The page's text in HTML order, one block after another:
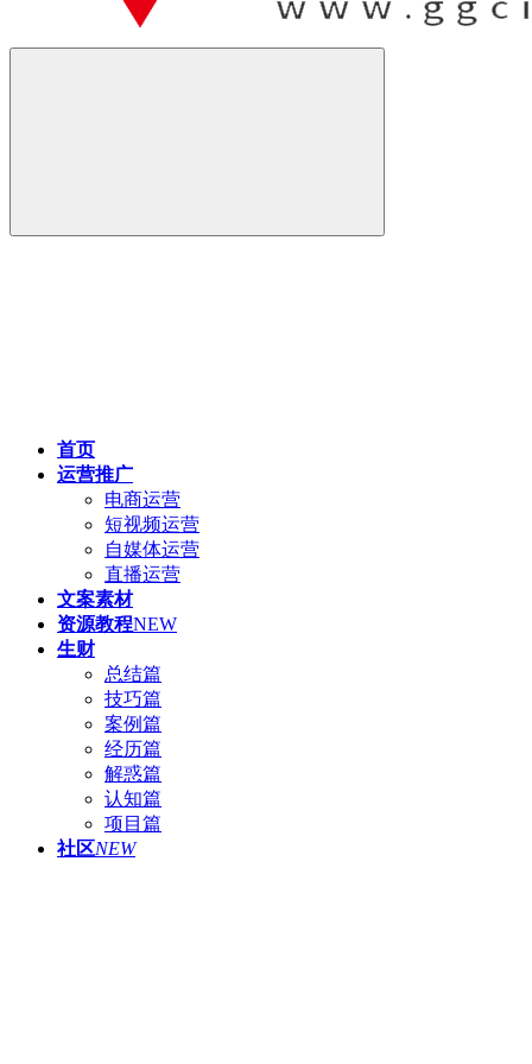
首页
运营推广
电商运营
短视频运营
自媒体运营
直播运营
文案素材
资源教程NEW
生财
总结篇
技巧篇
案例篇
经历篇
解惑篇
认知篇
项目篇
社区NEW